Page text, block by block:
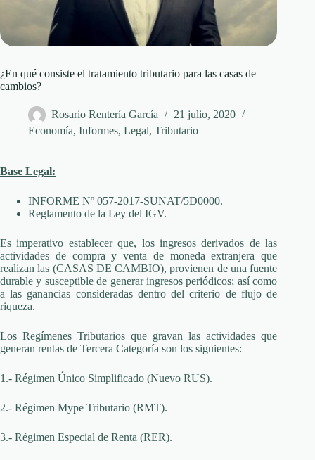
¿En qué consiste el tratamiento tributario para las casas de
cambios?
Rosario Rentería García
21 julio, 2020
Economía, Informes, Legal, Tributario
Base Legal:
INFORME Nº 057-2017-SUNAT/5D0000.
Reglamento de la Ley del IGV.
Es imperativo establecer que, los ingresos derivados de las
actividades de compra y venta de moneda extranjera que
realizan las (CASAS DE CAMBIO), provienen de una fuente
durable y susceptible de generar ingresos periódicos; así como
a las ganancias consideradas dentro del criterio de flujo de
riqueza.
Los Regímenes Tributarios que gravan las actividades que
generan rentas de Tercera Categoría son los siguientes:
1.- Régimen Único Simplificado (Nuevo RUS).
2.- Régimen Mype Tributario (RMT).
3.- Régimen Especial de Renta (RER).